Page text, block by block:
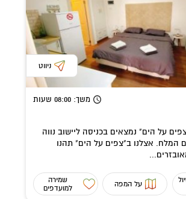
ניווט
משך: 08:00 שעות
על הים" נמצאים בכניסה ליישוב נווה
המלח. אצלנו ב"צפים על הים" תהנו
על המפה
שמירה
למועדפים